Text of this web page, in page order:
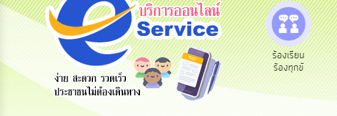
ข้อมูลการ
ติดต่อ
สายด่วนผู้
บริหาร
รับฟังความ
คิดเห็น
ประชาชน
ร้องเรียน
ร้องทุกข์